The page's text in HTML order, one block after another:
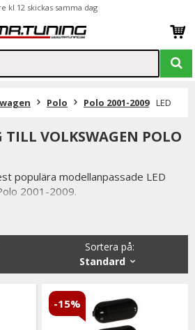
kl 12 skickas samma dag
Polo Polo 2001-2009 LED
TILL VOLKSWAGEN POLO
populära modellanpassade LED
2001-2009.
eller saknar i vårt sortiment ser vi
(vardagar 9-16) eller per mail
Sortera på:
Standard
-15%